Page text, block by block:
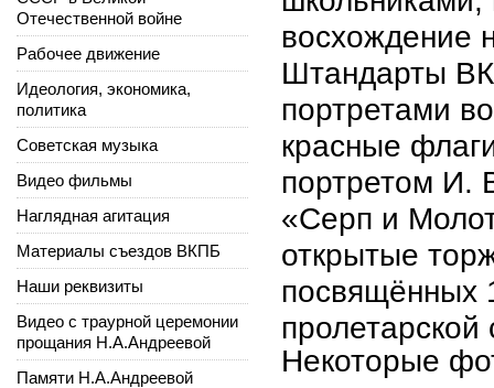
восхождение
Штандарты
портретами
красные
портретом И.
«Серп и
открытые
посвящённых
Некоторые
Отечественной войне
Рабочее движение
Идеология, экономика,
политика
Советская музыка
Видео фильмы
Наглядная агитация
Материалы съездов ВКПБ
Наши реквизиты
Видео с траурной церемонии
прощания Н.А.Андреевой
Памяти Н.А.Андреевой